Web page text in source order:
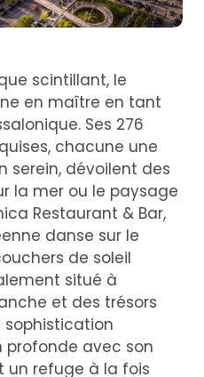
scintillant, le
en maître en tant
Ses 276
chacune une
serein, dévoilent des
la mer ou le paysage
Restaurant & Bar,
danse sur le
de soleil
situé à
et des trésors
sophistication
profonde avec son
un refuge à la fois